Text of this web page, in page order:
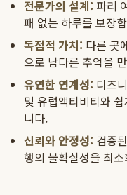
전문가의 설계: 파리
패 없는 하루를 보장
독점적 가치: 다른 곳
으로 남다른 추억을
유연한 연계성: 디즈
및 유럽액티비티와
니다.
신뢰와 안정성: 검증
행의 불확실성을 최